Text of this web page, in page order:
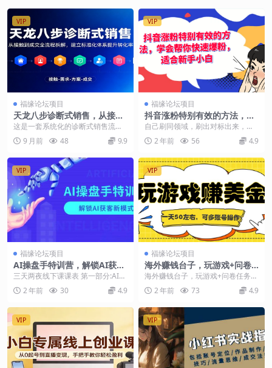
VIP
福缘论坛项目
天龙八步诊断式销售，从接触
到成交全流程拆解，建立标准
化体系提升转化率
这是一套系统化的诊断式销售流程
课程，通过天龙八步法完整拆解销
售全流程：从客户接触...
9 月前 48 9.9
VIP
福缘论坛项目
抖音涨粉特别有效的方法，学
会帮你快速爆粉，适合新手小
白
自己刷同领域，刷出对标出来，素
材源源不断不光这种是可以，那种
小孩的，或者其他爆火...
2 年前 56 4.9
VIP
福缘论坛项目
AI操盘手特训营，解锁AI获客
新模式，全面掌握AI商业应用
与提示词技巧
三天两夜线下课课表 第一部分:AI操
盘手逻辑与商业应用 AI操盘手趋势
解析 深入...
2 年前 30 4.9
VIP
福缘论坛项目
海外赚钱台子，玩游戏+问卷
任务赚美金，一天50左右，可
多账号操作
海外赚钱台子，玩游戏+问卷任务赚
美金，一天50左右，可多账号操作
今天跟大家分享...
2 年前 73 4.9
VIP VIP